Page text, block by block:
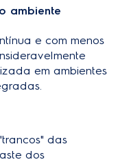
ambiente
e com menos
em ambientes
das
dos